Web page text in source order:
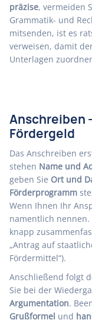
präzise, vermeiden
Grammatik- und
mitsenden, ist es
verweisen, damit
Unterlagen
Anschreiben
Fördergeld
Das Anschreiben
stehen Name und
geben Sie Ort und
Förderprogramm
Wenn Ihnen Ihr
namentlich
knapp
„Antrag auf
Fördermittel“).
Anschließend folgt
Sie bei der
Argumentation.
Grußformel und